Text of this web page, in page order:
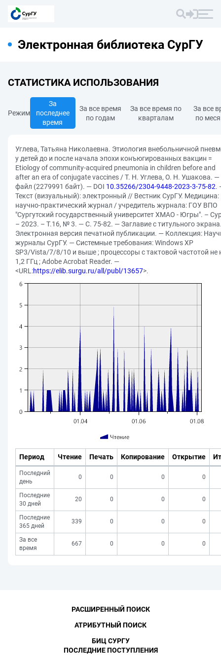
Электронная библиотека СурГУ
СТАТИСТИКА ИСПОЛЬЗОВАНИЯ
Режим
За
последнее
время
За все время
по годам
За все время по
кварталам
За все
по
Углева, Татьяна Николаевна. Этиология внебольничной
у детей до и после начала эпохи конъюгированных вакцин =
Etiology of community-acquired pneumonia in children before and
after an era of conjugate vaccines / Т. Н. Углева, О. Н. Ушакова. —
файл (2279991 байт). — DOI 10.35266/2304-9448-2023-3-75-82.
Текст (визуальный): электронный // Вестник СурГУ. Медицина:
научно-практический журнал / учредитель журнала: ГОУ ВПО
"Сургутский государственный университет ХМАО - Югры". –
– 2023. – Т.16, № 3. — С. 75-82. — Заглавие с титульного
Электронная версия печатной публикации. — Коллекция:
журналы СурГУ. — Системные требования: Windows XP
SP3/Vista/7/8/10 и выше ; процессоры с тактовой частотой не
1,2 ГГц ; Adobe Acrobat Reader. —
<URL:https://elib.surgu.ru/all/publ/13657>.
Период Чтение Печать Копирование Открытие
Последний
день
0 0 0 0
Последние
30 дней
20 0 0 0
Последние
365 дней
339 0 0 0
За все
время
667 0 0 0
РАСШИРЕННЫЙ ПОИСК
АТРИБУТНЫЙ ПОИСК
БИЦ СУРГУ
ПОСЛЕДНИЕ ПОСТУПЛЕНИЯ